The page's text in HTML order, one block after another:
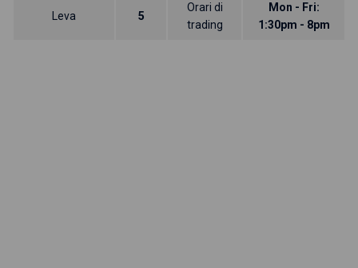
Leva 5
Orari di
trading
Mon - Fri:
1:30pm - 8pm